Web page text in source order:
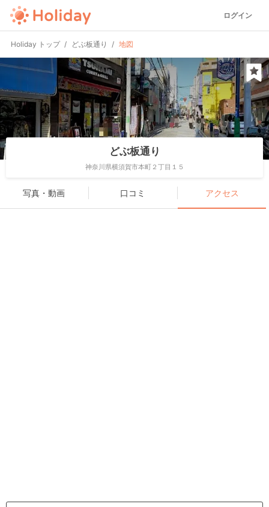
ログイン
Holiday トップ どぶ板通り 地図
どぶ板通り
神奈川県横須賀市本町２丁目１５
写真・動画 口コミ アクセス